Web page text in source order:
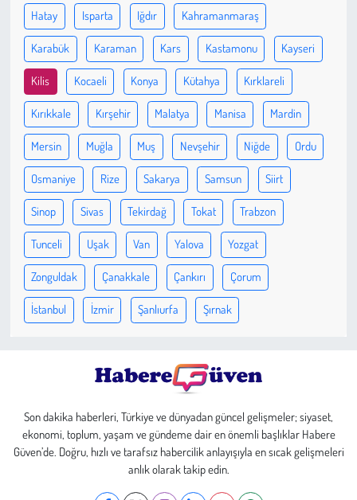
Hatay Isparta Iğdır Kahramanmaraş
Karabük Karaman Kars Kastamonu Kayseri
Kilis Kocaeli Konya Kütahya Kırklareli
Kırıkkale Kırşehir Malatya Manisa Mardin
Mersin Muğla Muş Nevşehir Niğde Ordu
Osmaniye Rize Sakarya Samsun Siirt
Sinop Sivas Tekirdağ Tokat Trabzon
Tunceli Uşak Van Yalova Yozgat
Zonguldak Çanakkale Çankırı Çorum
İstanbul İzmir Şanlıurfa Şırnak
Son dakika haberleri, Türkiye ve dünyadan güncel gelişmeler; siyaset,
ekonomi, toplum, yaşam ve gündeme dair en önemli başlıklar Habere
Güven’de. Doğru, hızlı ve tarafsız habercilik anlayışıyla en sıcak gelişmeleri
anlık olarak takip edin.
Hukuk
Tarım
Son Dakika
Kent
Eğlence